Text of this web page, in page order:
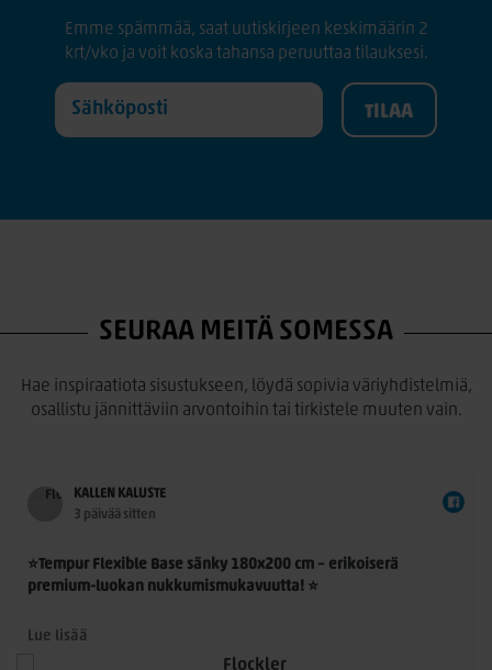
Emme spämmää, saat uutiskirjeen keskimäärin 2
krt/vko ja voit koska tahansa peruuttaa tilauksesi.
SEURAA MEITÄ SOMESSA
Hae inspiraatiota sisustukseen, löydä sopivia väriyhdistelmiä,
osallistu jännittäviin arvontoihin tai tirkistele muuten vain.
KALLEN KALUSTE
3 päivää sitten
⭐Tempur Flexible Base sänky 180x200 cm – erikoiserä
premium-luokan nukkumismukavuutta! ⭐
Tempur Flexible Base 180x200 cm on laadukas
jenkkisänkykokonaisuus, jossa yhdistyvät TEMPUR®-
Lue lisää